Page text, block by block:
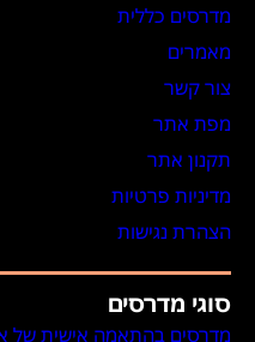
מדרסים כללית
מאמרים
צור קשר
מפת אתר
תקנון אתר
מדיניות פרטיות
הצהרת נגישות
סוגי מדרסים
מדרסים בהתאמה אישית של